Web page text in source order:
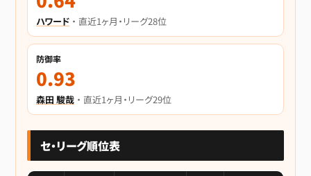
ハワード ・ 直近1ヶ月・リーグ28位
防御率
0.93
森田 駿哉 ・ 直近1ヶ月・リーグ29位
セ・リーグ順位表